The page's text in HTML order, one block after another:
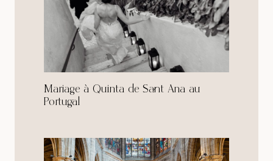
Mariage à Quinta de Sant Ana au
Portugal